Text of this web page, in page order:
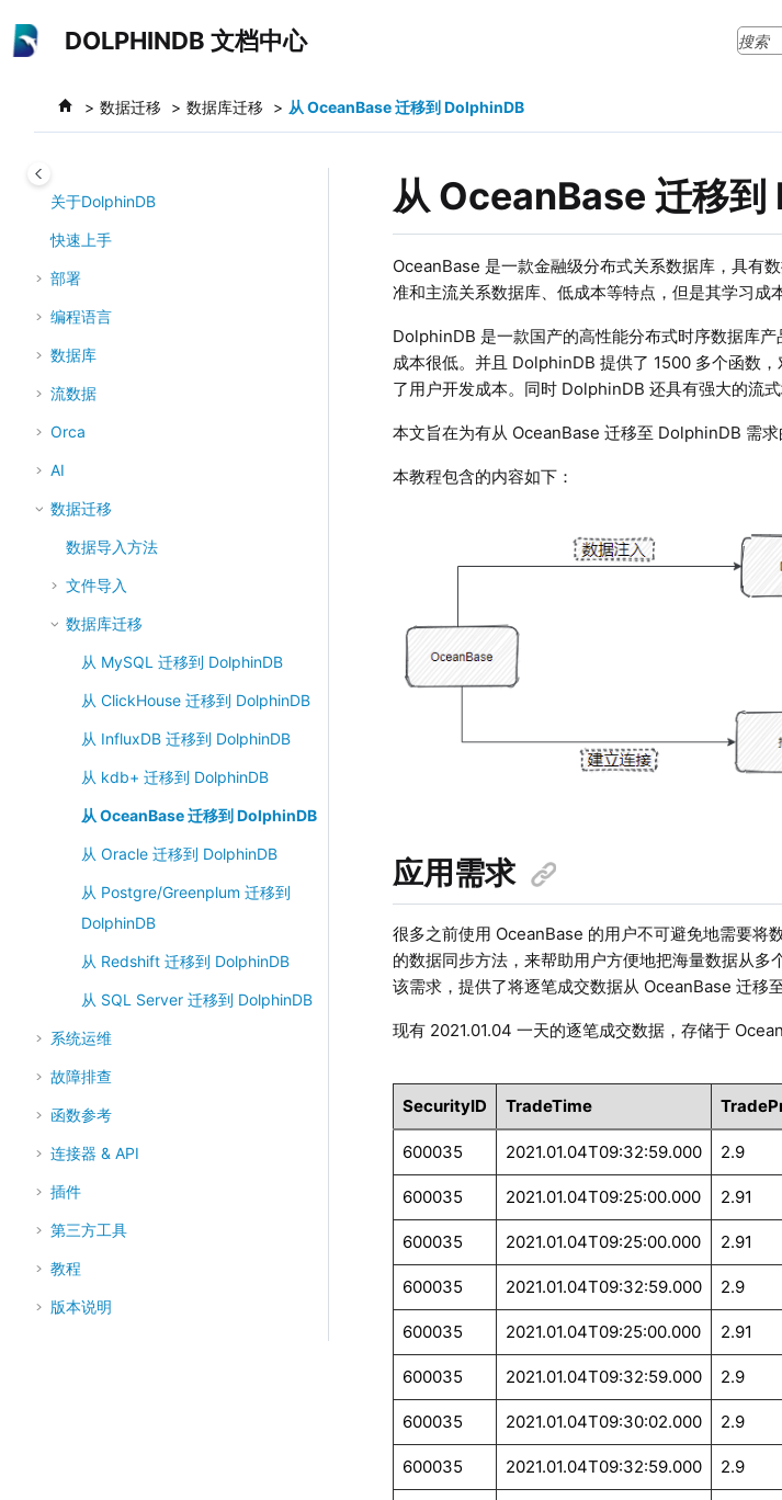
DOLPHINDB 文档中心
数据迁移 数据库迁移 从 OceanBase 迁移到 DolphinDB
关于DolphinDB
快速上手
部署
编程语言
数据库
流数据
Orca
AI
数据迁移
数据导入方法
文件导入
数据库迁移
从 MySQL 迁移到 DolphinDB
从 ClickHouse 迁移到 DolphinDB
从 InfluxDB 迁移到 DolphinDB
从 kdb+ 迁移到 DolphinDB
从 OceanBase 迁移到 DolphinDB
从 Oracle 迁移到 DolphinDB
从 Postgre/Greenplum 迁移到
DolphinDB
从 Redshift 迁移到 DolphinDB
从 SQL Server 迁移到 DolphinDB
系统运维
故障排查
函数参考
连接器 & API
插件
第三方工具
教程
版本说明
从 OceanBase 迁移
OceanBase 是一款金融级分布式关系数据库，具有
准和主流关系数据库、低成本等特点，但是其学习成
DolphinDB 是一款国产的高性能分布式时序数据库
成本很低。并且 DolphinDB 提供了 1500 多个函数
了用户开发成本。同时 DolphinDB 还具有强大的流
本文旨在为有从 OceanBase 迁移至 DolphinDB 需
本教程包含的内容如下：
应用需求
很多之前使用 OceanBase 的用户不可避免地需要
的数据同步方法，来帮助用户方便地把海量数据从
该需求，提供了将逐笔成交数据从 OceanBase 迁移
现有 2021.01.04 一天的逐笔成交数据，存储于
SecurityID TradeTime
600035 2021.01.04T09:32:59.000 2.9
600035 2021.01.04T09:25:00.000 2.91
600035 2021.01.04T09:25:00.000 2.91
600035 2021.01.04T09:32:59.000 2.9
600035 2021.01.04T09:25:00.000 2.91
600035 2021.01.04T09:32:59.000 2.9
600035 2021.01.04T09:30:02.000 2.9
600035 2021.01.04T09:32:59.000 2.9